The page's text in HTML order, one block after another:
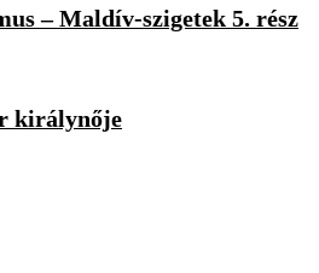
– Maldív-szigetek 5. rész
királynője